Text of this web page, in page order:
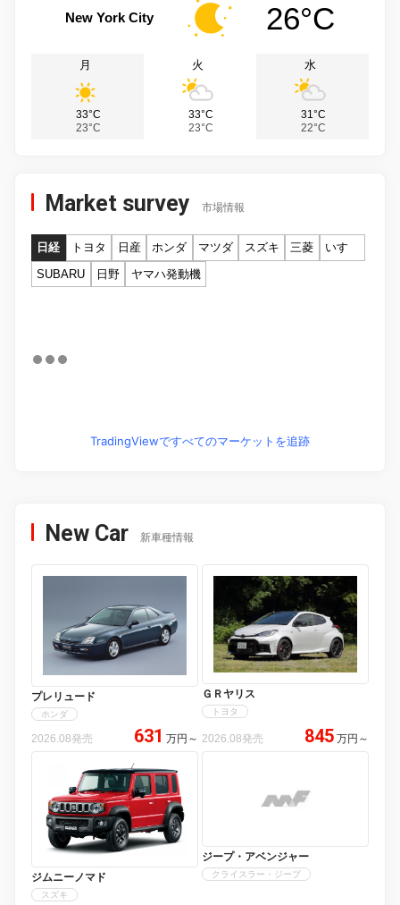
New York City 26°C
月
33°C
23°C
火
33°C
23°C
水
31°C
22°C
Market survey 市場情報
日経 トヨタ 日産 ホンダ マツダ スズキ 三菱
いすゞ
SUBARU
日野 ヤマハ発動機
TradingViewですべてのマーケットを追跡
New Car 新車種情報
プレリュード
ホンダ
2026.08発売 631 万円 ～
ＧＲヤリス
トヨタ
2026.08発売 845 万円 ～
ジムニーノマド
スズキ
ジープ・アベンジャー
クライスラー・ジープ